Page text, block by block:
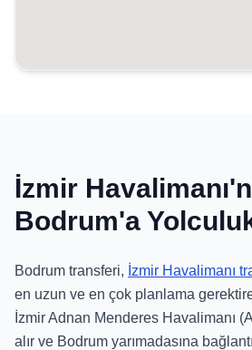
İzmir
Bodrum'a
Bodrum transferi, İzmir Havalimanı
en uzun ve en çok planlama
İzmir Adnan Menderes Havalimanı
alır ve Bodrum yarımadasına